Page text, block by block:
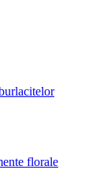
florale